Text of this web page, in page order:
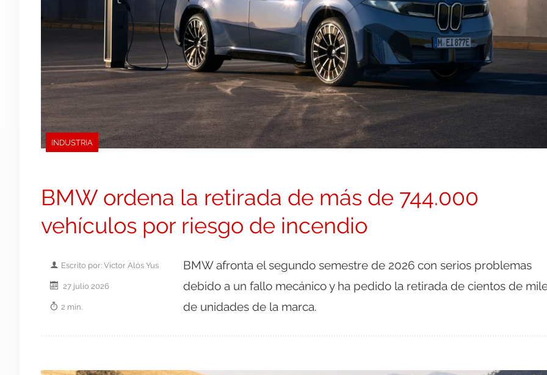
INDUSTRIA
BMW ordena la retirada de más de 744.000
vehículos por riesgo de incendio
Escrito por: Victor Alós Yus
27 julio 2026
2 min.
BMW afronta el segundo semestre de 2026 con serios problemas
debido a un fallo mecánico y ha pedido la retirada de cientos de
de unidades de la marca.